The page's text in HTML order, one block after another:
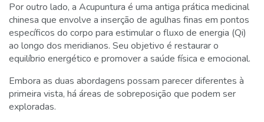
Por outro lado, a Acupuntura é uma antiga prática medicinal
chinesa que envolve a inserção de agulhas finas em pontos
específicos do corpo para estimular o fluxo de energia (Qi)
ao longo dos meridianos. Seu objetivo é restaurar o
equilíbrio energético e promover a saúde física e emocional.
Embora as duas abordagens possam parecer diferentes à
primeira vista, há áreas de sobreposição que podem ser
exploradas.